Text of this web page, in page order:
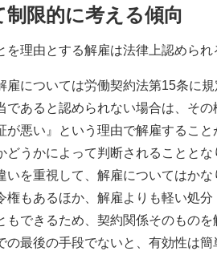
限的に考える傾向
を理由とする解雇は法律上認められ
雇については労働契約法第15条に
であると認められない場合は、そ
が悪い』という理由で解雇するこ
どうかによって判断されることと
いを重視して、解雇についてはか
権もあるほか、解雇よりも軽い処
もできるため、契約関係そのもの
の最後の手段でないと、有効性は簡